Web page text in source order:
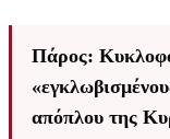
Πάρος:
απόπλου της